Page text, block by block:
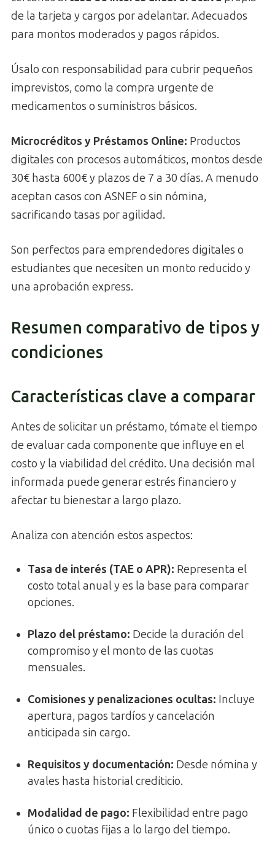
de la tarjeta y cargos por adelantar. Adecuados
para montos moderados y pagos rápidos.
Úsalo con responsabilidad para cubrir pequeños
imprevistos, como la compra urgente de
medicamentos o suministros básicos.
Microcréditos y Préstamos Online: Productos
digitales con procesos automáticos, montos desde
30€ hasta 600€ y plazos de 7 a 30 días. A menudo
aceptan casos con ASNEF o sin nómina,
sacrificando tasas por agilidad.
Son perfectos para emprendedores digitales o
estudiantes que necesiten un monto reducido y
una aprobación express.
Resumen comparativo de tipos y
condiciones
Características clave a comparar
Antes de solicitar un préstamo, tómate el tiempo
de evaluar cada componente que influye en el
costo y la viabilidad del crédito. Una decisión mal
informada puede generar estrés financiero y
afectar tu bienestar a largo plazo.
Analiza con atención estos aspectos:
Tasa de interés (TAE o APR): Representa el
costo total anual y es la base para comparar
opciones.
Plazo del préstamo: Decide la duración del
compromiso y el monto de las cuotas
mensuales.
Comisiones y penalizaciones ocultas: Incluye
apertura, pagos tardíos y cancelación
anticipada sin cargo.
Requisitos y documentación: Desde nómina y
avales hasta historial crediticio.
Modalidad de pago: Flexibilidad entre pago
único o cuotas fijas a lo largo del tiempo.